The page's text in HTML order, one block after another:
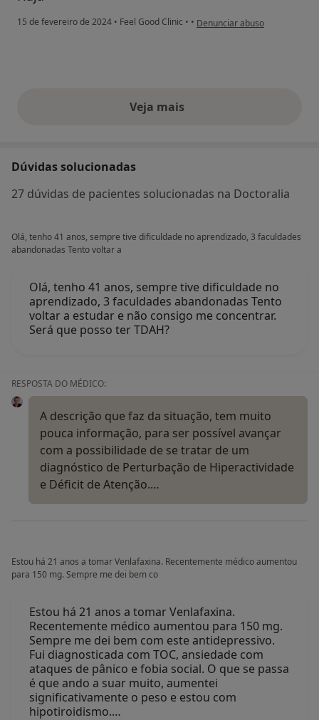
15 de fevereiro de 2024 • Feel Good Clinic • • na opinião do utilizador Juliana
Denunciar abuso
Veja maisopiniões acima
Dúvidas solucionadas
27 dúvidas de pacientes solucionadas na Doctoralia
Olá, tenho 41 anos, sempre tive dificuldade no aprendizado, 3 faculdades
abandonadas Tento voltar a
Olá, tenho 41 anos, sempre tive dificuldade no
aprendizado, 3 faculdades abandonadas Tento
voltar a estudar e não consigo me concentrar.
Será que posso ter TDAH?
RESPOSTA DO MÉDICO:
A descrição que faz da situação, tem muito
pouca informação, para ser possível avançar
com a possibilidade de se tratar de um
diagnóstico de Perturbação de Hiperactividade
e Déficit de Atenção.…
Estou há 21 anos a tomar Venlafaxina. Recentemente médico aumentou
para 150 mg. Sempre me dei bem co
Estou há 21 anos a tomar Venlafaxina.
Recentemente médico aumentou para 150 mg.
Sempre me dei bem com este antidepressivo.
Fui diagnosticada com TOC, ansiedade com
ataques de pânico e fobia social. O que se passa
é que ando a suar muito, aumentei
significativamente o peso e estou com
hipotiroidismo.…